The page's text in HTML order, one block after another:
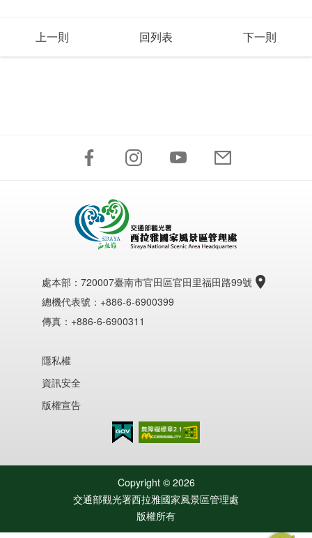
上一則 回列表 下一則
處本部： 720007臺南市官田區官田里福田路99號
總機代表號：+886-6-6900399
傳真：+886-6-6900311
隱私權
資訊安全
版權宣告
Copyright © 2026
交通部觀光署西拉雅國家風景區管理處
版權所有